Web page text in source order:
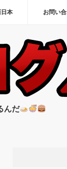
本 お問い
んだ